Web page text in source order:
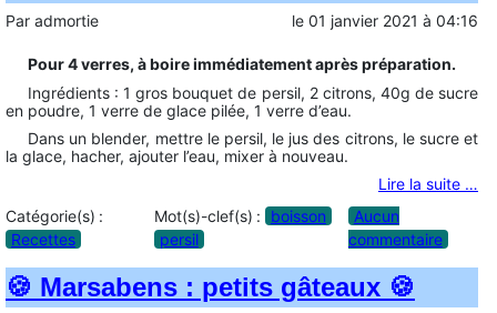
Par admortie le 01 janvier 2021 à 04:16
Pour 4 verres, à boire immédiatement après préparation.
Ingrédients : 1 gros bouquet de persil, 2 citrons, 40g de sucre
en poudre, 1 verre de glace pilée, 1 verre d’eau.
Dans un blender, mettre le persil, le jus des citrons, le sucre et
la glace, hacher, ajouter l’eau, mixer à nouveau.
Lire la suite …
Catégorie(s) :
Recettes
Mot(s)-clef(s) :
boisson
persil
Aucun
commentaire
🍪 Marsabens : petits gâteaux 🍪